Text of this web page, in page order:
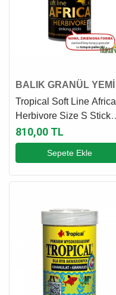
BALIK GRANÜL YEMİ
Tropical Soft Line Africa
Herbivore Size S Stick
Yem 250 Ml - 150 Gr
810,00 TL
Sepete Ekle